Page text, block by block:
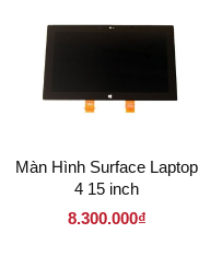
Màn Hình Surface Laptop
4 15 inch
8.300.000₫